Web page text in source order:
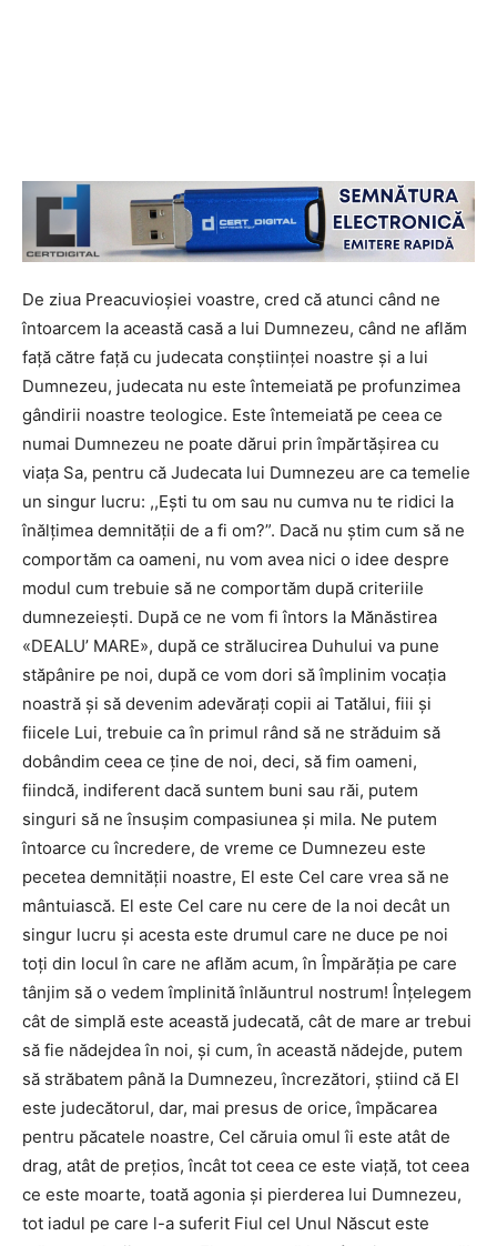
De ziua Preacuvioşiei voastre, cred că atunci când ne
întoarcem la această casă a lui Dumnezeu, când ne aflăm
față către față cu judecata conștiinței noastre și a lui
Dumnezeu, judecata nu este întemeiată pe profunzimea
gândirii noastre teologice. Este întemeiată pe ceea ce
numai Dumnezeu ne poate dărui prin împărtășirea cu
viața Sa, pentru că Judecata lui Dumnezeu are ca temelie
un singur lucru: ,,Ești tu om sau nu cumva nu te ridici la
înălțimea demnității de a fi om?”. Dacă nu știm cum să ne
comportăm ca oameni, nu vom avea nici o idee despre
modul cum trebuie să ne comportăm după criteriile
dumnezeiești. După ce ne vom fi întors la Mănăstirea
«DEALU’ MARE», după ce strălucirea Duhului va pune
stăpânire pe noi, după ce vom dori să împlinim vocația
noastră și să devenim adevărați copii ai Tatălui, fiii și
fiicele Lui, trebuie ca în primul rând să ne străduim să
dobândim ceea ce ține de noi, deci, să fim oameni,
fiindcă, indiferent dacă suntem buni sau răi, putem
singuri să ne însușim compasiunea şi mila. Ne putem
întoarce cu încredere, de vreme ce Dumnezeu este
pecetea demnității noastre, El este Cel care vrea să ne
mântuiască. El este Cel care nu cere de la noi decât un
singur lucru şi acesta este drumul care ne duce pe noi
toți din locul în care ne aflăm acum, în Împărăția pe care
tânjim să o vedem împlinită înlăuntrul nostrum! Înțelegem
cât de simplă este această judecată, cât de mare ar trebui
să fie nădejdea în noi, și cum, în această nădejde, putem
să străbatem până la Dumnezeu, încrezători, știind că El
este judecătorul, dar, mai presus de orice, împăcarea
pentru păcatele noastre, Cel căruia omul îi este atât de
drag, atât de prețios, încât tot ceea ce este viață, tot ceea
ce este moarte, toată agonia și pierderea lui Dumnezeu,
tot iadul pe care l-a suferit Fiul cel Unul Născut este